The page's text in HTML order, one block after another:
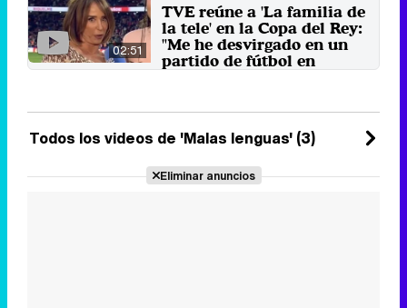
a viernes en la franja de ...
3 de abril 2025
02:51
TVE reúne a 'La familia de
la tele' en la Copa del Rey:
"Me he desvirgado en un
partido de fútbol en
directo"
aprovechó para invitar a Jesús
3 de abril 2025
Todos los videos de 'Malas lenguas' (3)
Eliminar anuncios